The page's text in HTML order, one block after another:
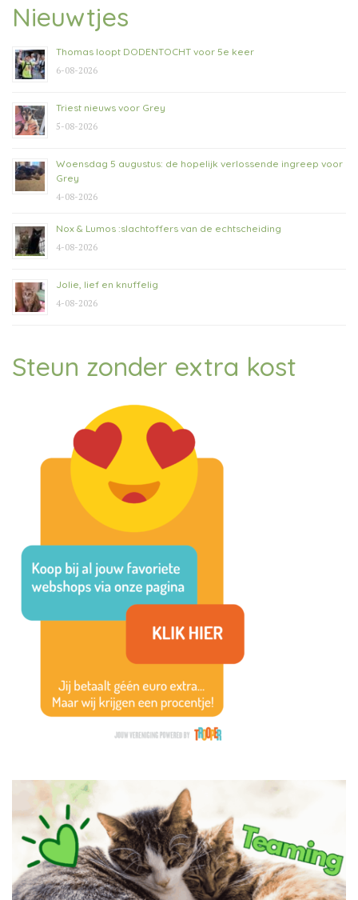
Nieuwtjes
Thomas loopt DODENTOCHT voor 5e keer
6-08-2026
Triest nieuws voor Grey
5-08-2026
Woensdag 5 augustus: de hopelijk verlossende ingreep voor
Grey
4-08-2026
Nox & Lumos :slachtoffers van de echtscheiding
4-08-2026
Jolie, lief en knuffelig
4-08-2026
Steun zonder extra kost